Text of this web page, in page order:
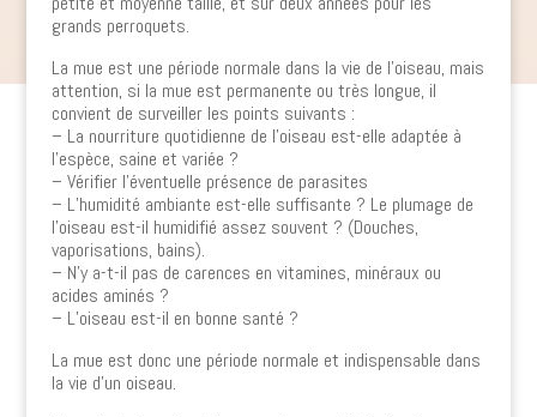
grands perroquets.
La mue est une période normale dans la vie de l’oiseau, mais
attention, si la mue est permanente ou très longue, il
convient de surveiller les points suivants :
– La nourriture quotidienne de l’oiseau est-elle adaptée à
l’espèce, saine et variée ?
– Vérifier l’éventuelle présence de parasites
– L’humidité ambiante est-elle suffisante ? Le plumage de
l’oiseau est-il humidifié assez souvent ? (Douches,
vaporisations, bains).
– N’y a-t-il pas de carences en vitamines, minéraux ou
acides aminés ?
– L’oiseau est-il en bonne santé ?
La mue est donc une période normale et indispensable dans
la vie d’un oiseau.